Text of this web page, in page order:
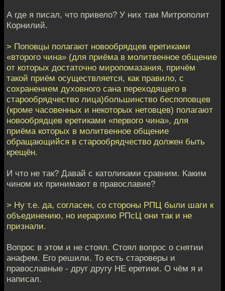
А где я писал, что привело? У них там Митрополит
Корнилий.
> Поповцы полагают новообрядцев еретиками
«второго чина» (для приёма в молитвенное общение
от которых достаточно миропомазания, причём
такой приём осуществляется, как правило, с
сохранением духовного сана переходящего в
старообрядчество лица)большинство беспоповцев
(кроме часовенных и некоторых нетовцев) полагают
новообрядцев еретиками «первого чина», для
приёма которых в молитвенное общение
обращающийся в старообрядчество должен быть
крещён.
И что не так? Давай с католиками сравним. Каким
чином их принимают в православие?
> Ну т.е. да, согласен, со стороны РПЦ были шаги к
объединению, но иерархию РПсЦ они так и не
признали.
Вопрос в этом и не стоял. Стоял вопрос о снятии
анафем. Его решили. То есть староверы и
православные - друг другу НЕ еретики. О чём я и
написал.